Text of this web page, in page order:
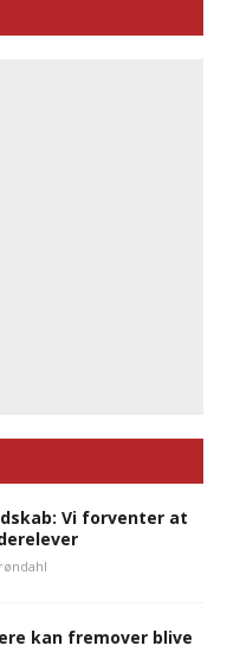
Vi forventer at
kan fremover blive